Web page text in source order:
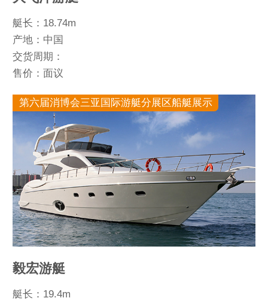
艇长：18.74m
产地：中国
交货周期：
售价：面议
第六届消博会三亚国际游艇分展区船艇展示
毅宏游艇
艇长：19.4m